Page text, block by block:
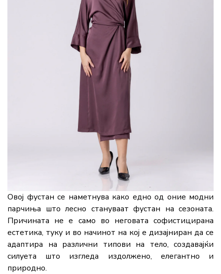
Овој фустан се наметнува како едно од оние модни
парчиња што лесно стануваат фустан на сезоната.
Причината не е само во неговата софистицирана
естетика, туку и во начинот на кој е дизајниран да се
адаптира на различни типови на тело, создавајќи
силуета што изгледа издолжено, елегантно и
природно.